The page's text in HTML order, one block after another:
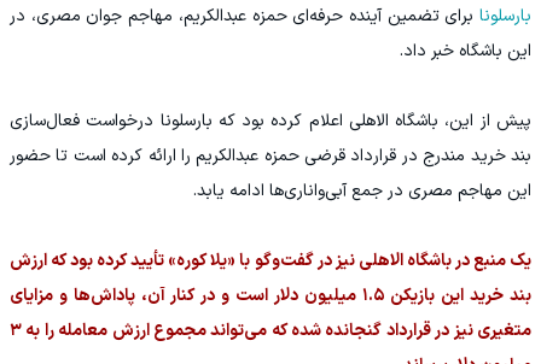
بارسلونا برای تضمین آینده حرفه‌ای حمزه عبدالكريم، مهاجم جوان مصری، در
این باشگاه خبر داد.
پیش از این، باشگاه الاهلی اعلام کرده بود که بارسلونا درخواست فعال‌سازی
بند خرید مندرج در قرارداد قرضی حمزه عبدالكريم را ارائه کرده است تا حضور
این مهاجم مصری در جمع آبی‌واناری‌ها ادامه یابد.
یک منبع در باشگاه الاهلی نیز در گفت‌وگو با «یلا کوره» تأیید کرده بود که ارزش
بند خرید این بازیکن ۱.۵ میلیون دلار است و در کنار آن، پاداش‌ها و مزایای
متغیری نیز در قرارداد گنجانده شده که می‌تواند مجموع ارزش معامله را به ۳